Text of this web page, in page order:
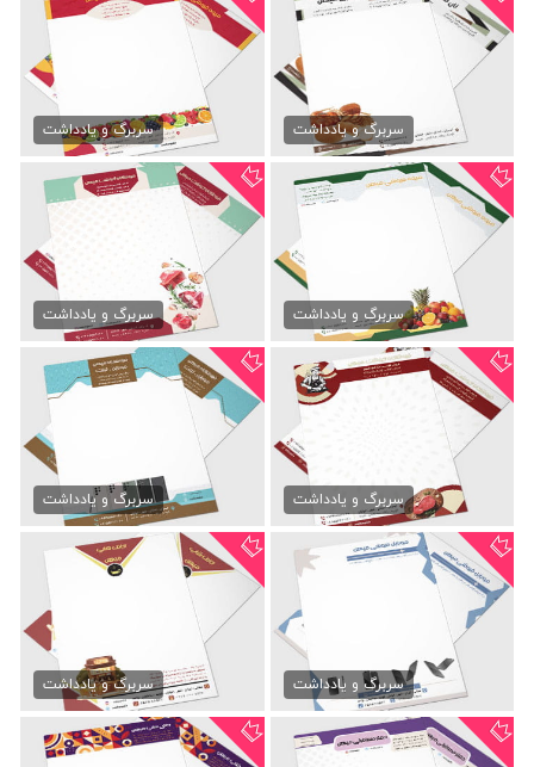
سربرگ لایه باز نان فانتزی
79,000 تومانسربرگ و یادداشت
سربرگ میوه و تره بار
79,000 تومانسربرگ و یادداشت
سربرگ سوپر میوه
79,000 تومانسربرگ و یادداشت
سربرگ سوپر گوشت
79,000 تومانسربرگ و یادداشت
سربرگ لایه باز قصابی
79,000 تومانسربرگ و یادداشت
سربرگ موبایل و تبلت
79,000 تومانسربرگ و یادداشت
سربرگ رنگی موبایل فروشی
79,000 تومانسربرگ و یادداشت
سربرگ رنگی کافی شاپ
79,000 تومانسربرگ و یادداشت